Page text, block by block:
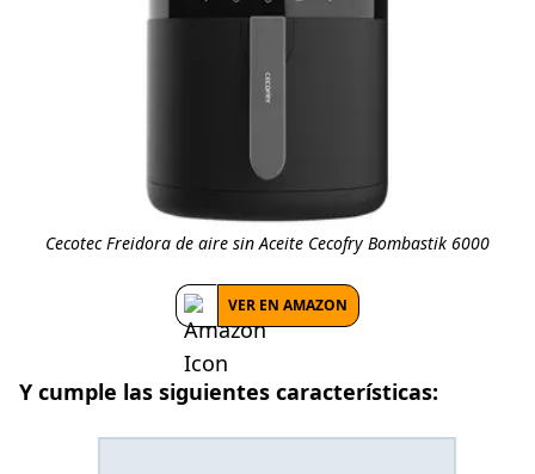
Cecotec Freidora de aire sin Aceite Cecofry Bombastik 6000
VER EN AMAZON
Y cumple las siguientes características: